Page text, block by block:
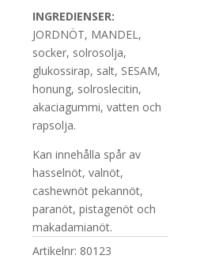
INGREDIENSER:
JORDNÖT, MANDEL,
socker, solrosolja,
glukossirap, salt, SESAM,
honung, solroslecitin,
akaciagummi, vatten och
rapsolja.
Kan innehålla spår av
hasselnöt, valnöt,
cashewnöt pekannöt,
paranöt, pistagenöt och
makadamianöt.
Artikelnr: 80123